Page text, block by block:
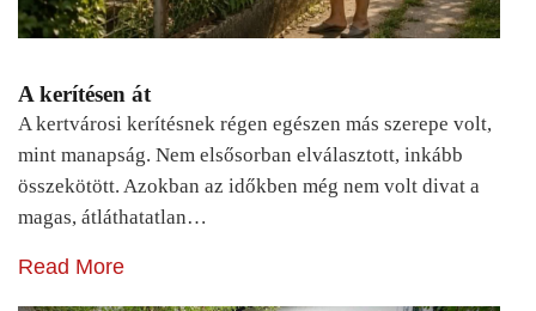
A kerítésen át
A kertvárosi kerítésnek régen egészen más szerepe volt,
mint manapság. Nem elsősorban elválasztott, inkább
összekötött. Azokban az időkben még nem volt divat a
magas, átláthatatlan…
Read More